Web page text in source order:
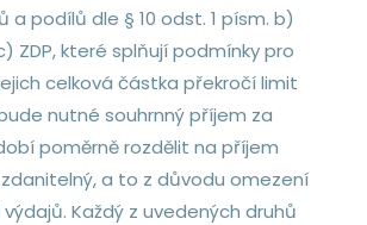
a podílů dle § 10 odst. 1 písm. b)
ZDP, které splňují podmínky pro
celková částka překročí limit
nutné souhrnný příjem za
poměrně rozdělit na příjem
a to z důvodu omezení
Každý z uvedených druhů